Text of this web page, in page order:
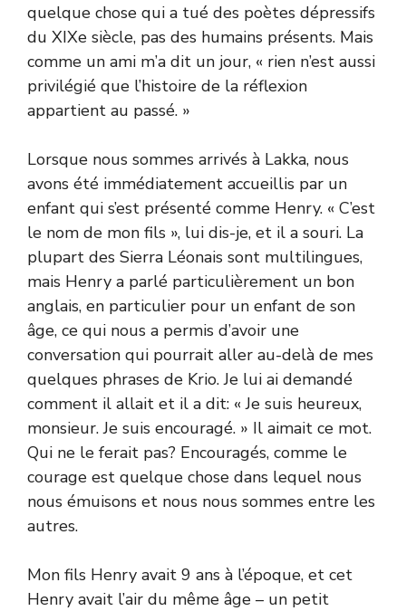
quelque chose qui a tué des poètes dépressifs
du XIXe siècle, pas des humains présents. Mais
comme un ami m’a dit un jour, « rien n’est aussi
privilégié que l’histoire de la réflexion
appartient au passé. »
Lorsque nous sommes arrivés à Lakka, nous
avons été immédiatement accueillis par un
enfant qui s’est présenté comme Henry. « C’est
le nom de mon fils », lui dis-je, et il a souri. La
plupart des Sierra Léonais sont multilingues,
mais Henry a parlé particulièrement un bon
anglais, en particulier pour un enfant de son
âge, ce qui nous a permis d’avoir une
conversation qui pourrait aller au-delà de mes
quelques phrases de Krio. Je lui ai demandé
comment il allait et il a dit: « Je suis heureux,
monsieur. Je suis encouragé. » Il aimait ce mot.
Qui ne le ferait pas? Encouragés, comme le
courage est quelque chose dans lequel nous
nous émuisons et nous nous sommes entre les
autres.
Mon fils Henry avait 9 ans à l’époque, et cet
Henry avait l’air du même âge – un petit